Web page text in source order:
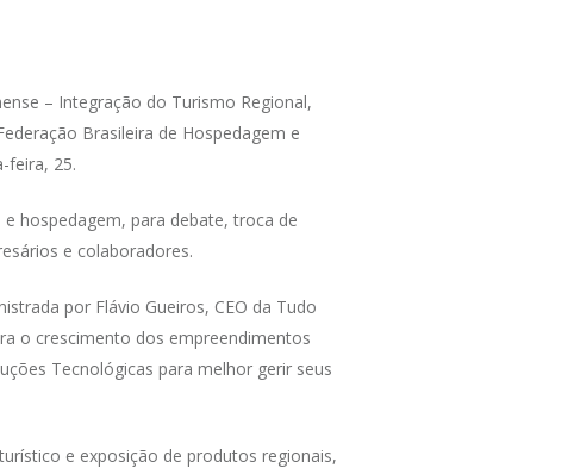
– Integração do Turismo Regional,
Brasileira de Hospedagem e
feira, 25.
hospedagem, para debate, troca de
e colaboradores.
por Flávio Gueiros, CEO da Tudo
o crescimento dos empreendimentos
Tecnológicas para melhor gerir seus
e exposição de produtos regionais,